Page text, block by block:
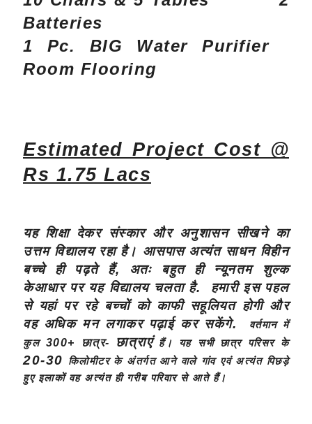
Batteries
1 Pc. BIG Water Purifier
Room Flooring
Estimated Project Cost @
Rs 1.75 Lacs
यह शिक्षा देकर संस्कार और अनुशासन सीखने का
उत्तम विद्यालय रहा है। आसपास अत्यंत साधन विहीन
बच्चे ही पढ़ते हैं, अतः बहुत ही न्यूनतम शुल्क
केआधार पर यह विद्यालय चलता है. हमारी इस पहल
से यहां पर रहे बच्चों को काफी सहूलियत होगी और
वह अधिक मन लगाकर पढ़ाई कर सकेंगे.
वर्तमान में
कुल 300+ छात्र- छात्राएंहैं। यह सभी छात्र परिसर के
20-30
किलोमीटर के अंतर्गत आने वाले गांव एवं अत्यंत पिछड़े
हुए इलाकों वह अत्यंत ही गरीब परिवार से आते हैं।